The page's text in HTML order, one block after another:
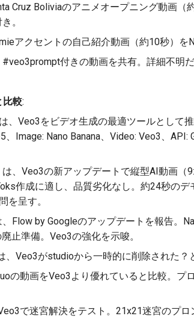
Cruz Boliviaのアニメオープニング動画（
。
アクセントの自己紹介動画（約10秒）を
#veo3prompt付きの動画を共有。詳細不明
比較:
は、Veo3をビデオ生成の最適ツールとして
、Image: Nano Banana、Video: Veo3、
は、Veo3の新アップデートで縦型AI動画（
作成に適し、品質劣化なし。約24秒の
を呈す。
、Flow by Googleのアップデートを報告。
止準備。Veo3の強化を示唆。
、Veo3がstudioから一時的に削除された？
の動画をVeo3より優れていると比較。プ
で迷宮解決をテスト。21x21迷宮のプ